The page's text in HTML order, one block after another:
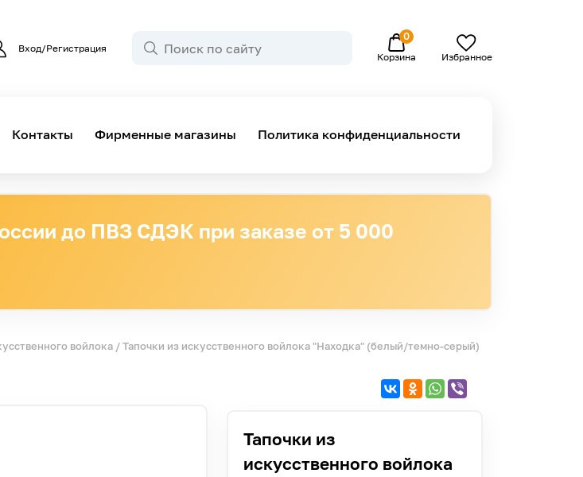
Вход/Регистрация
0
Корзина Избранное
Контакты Фирменные магазины Политика конфиденциальности
до ПВЗ СДЭК при заказе от 5 000
войлока / Тапочки из искусственного войлока "Находка" (белый/темно-серый)
Тапочки из
искусственного войлока